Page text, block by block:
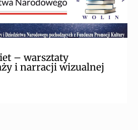
– warsztaty
i narracji wizualnej